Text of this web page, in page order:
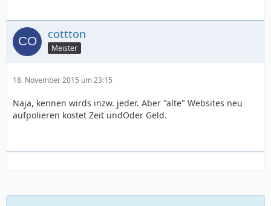
cottton
Meister
18. November 2015 um 23:15
Naja, kennen wirds inzw. jeder. Aber "alte" Websites neu
aufpolieren kostet Zeit undOder Geld.